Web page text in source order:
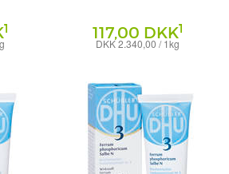
1 117,00 DKK1
DKK 2.340,00 / 1kg